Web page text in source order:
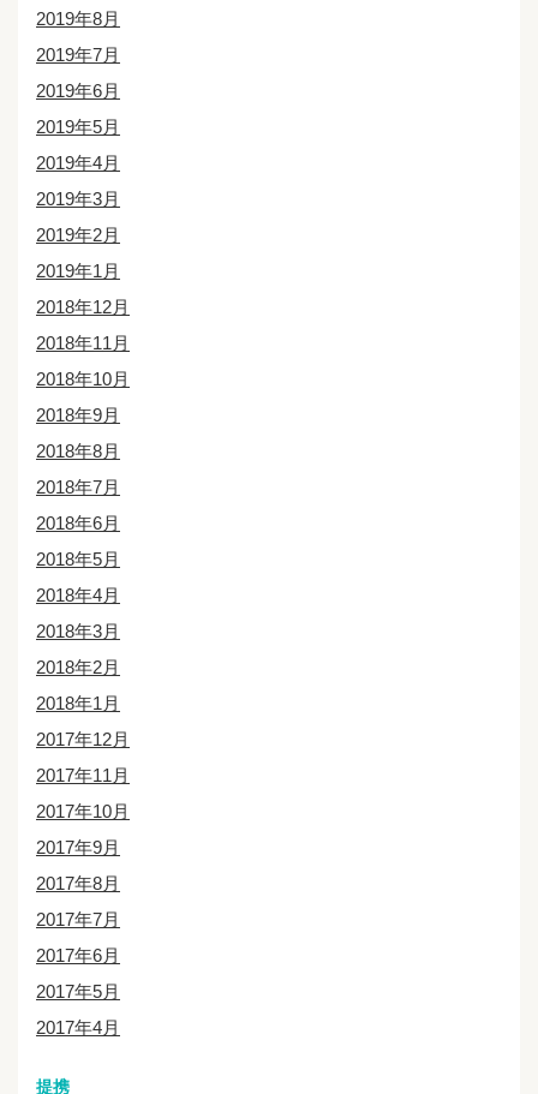
2019年8月
2019年7月
2019年6月
2019年5月
2019年4月
2019年3月
2019年2月
2019年1月
2018年12月
2018年11月
2018年10月
2018年9月
2018年8月
2018年7月
2018年6月
2018年5月
2018年4月
2018年3月
2018年2月
2018年1月
2017年12月
2017年11月
2017年10月
2017年9月
2017年8月
2017年7月
2017年6月
2017年5月
2017年4月
提携